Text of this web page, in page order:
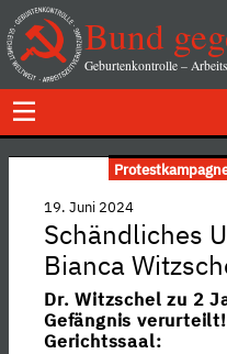
Bund
Geburtenkontrolle –
19. Juni 2024
Schändliches
Bianca
Dr. Witzschel zu 2
Gefängnis
Gerichtssaal: